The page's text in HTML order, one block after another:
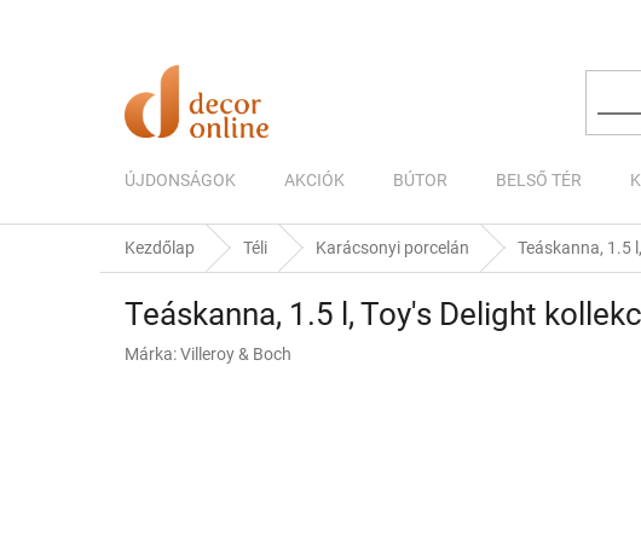
ÚJDONSÁGOK AKCIÓK BÚTOR BELSŐ TÉR
Kezdőlap Téli Karácsonyi porcelán Teáskanna, 1.5
Teáskanna, 1.5 l, Toy's Delight
Márka:Villeroy & Boch